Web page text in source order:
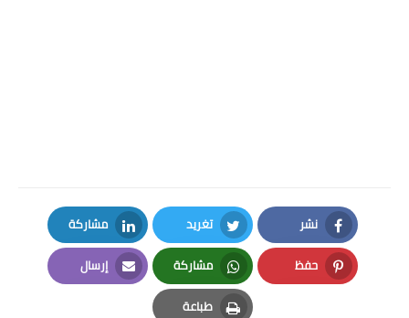
نشر
Facebook
تغريد
Twitter
مشاركة
LinkedIn
حفظ
Pinterest
مشاركة
Whatsapp
إرسال
Email
طباعة